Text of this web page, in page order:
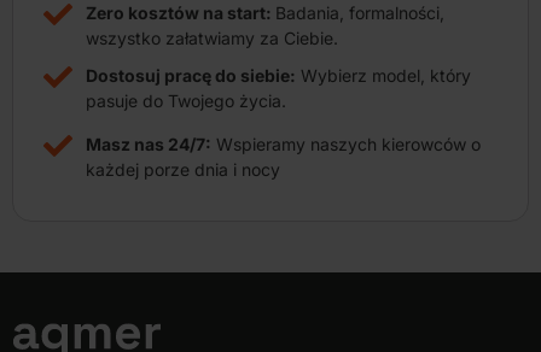
Zero kosztów na start: Badania, formalności,
wszystko załatwiamy za Ciebie.
Dostosuj pracę do siebie: Wybierz model, który
pasuje do Twojego życia.
Masz nas 24/7: Wspieramy naszych kierowców o
każdej porze dnia i nocy